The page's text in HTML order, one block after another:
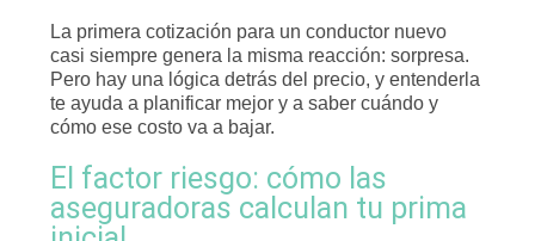
La primera cotización para un conductor nuevo
casi siempre genera la misma reacción: sorpresa.
Pero hay una lógica detrás del precio, y entenderla
te ayuda a planificar mejor y a saber cuándo y
cómo ese costo va a bajar.
El factor riesgo: cómo las
aseguradoras calculan tu prima